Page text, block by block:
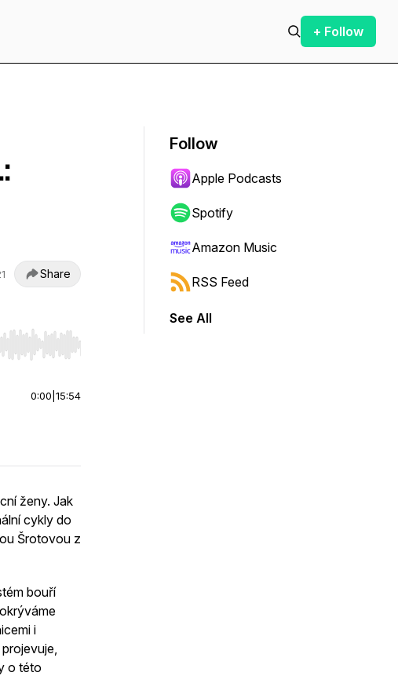
+ Follow
Share
start or end. Hold shift to jump forward or backward.
0:00 15:54
ženy. Jak
cykly do
Šrotovou z
bouří
i
o této
Follow
Apple Podcasts
Spotify
Amazon Music
RSS Feed
See All